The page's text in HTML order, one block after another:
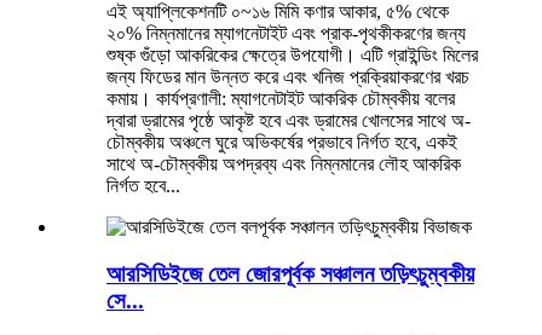
এই অ্যাপ্লিকেশনটি ০~১৬ মিমি কণার আকার, ৫% থেকে
২০% নিম্নমানের ম্যাগনেটাইট এবং প্রাক-পৃথকীকরণের জন্য
শুষ্ক গুঁড়ো আকরিকের ক্ষেত্রে উপযোগী। এটি গ্রাইন্ডিং মিলের
জন্য ফিডের মান উন্নত করে এবং খনিজ প্রক্রিয়াকরণের খরচ
কমায়। কার্যপ্রণালী: ম্যাগনেটাইট আকরিক চৌম্বকীয় বলের
দ্বারা ড্রামের পৃষ্ঠে আকৃষ্ট হবে এবং ড্রামের খোলসের সাথে অ-
চৌম্বকীয় অঞ্চলে ঘুরে অভিকর্ষের প্রভাবে নির্গত হবে, একই
সাথে অ-চৌম্বকীয় অপদ্রব্য এবং নিম্নমানের লৌহ আকরিক
নির্গত হবে...
আরসিডিইজে তেল জোরপূর্বক সঞ্চালন তড়িৎচুম্বকীয়
সে...